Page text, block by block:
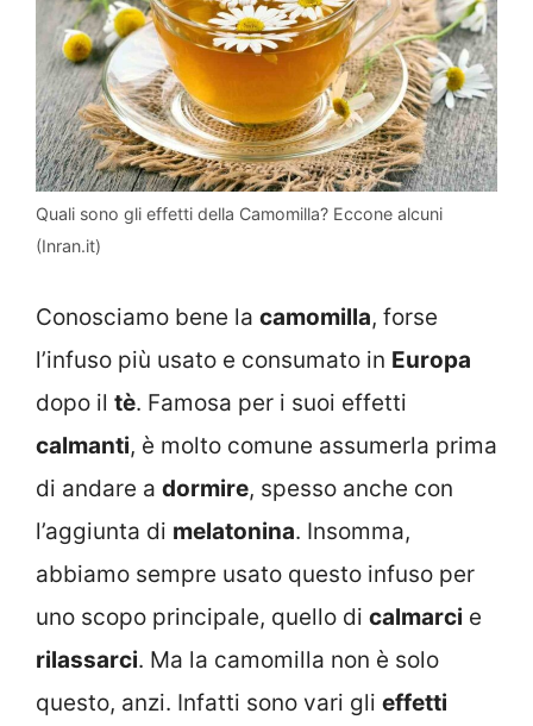
Quali sono gli effetti della Camomilla? Eccone alcuni
(Inran.it)
Conosciamo bene la camomilla, forse
l’infuso più usato e consumato in Europa
dopo il tè. Famosa per i suoi effetti
calmanti, è molto comune assumerla prima
di andare a dormire, spesso anche con
l’aggiunta di melatonina. Insomma,
abbiamo sempre usato questo infuso per
uno scopo principale, quello di calmarci e
rilassarci. Ma la camomilla non è solo
questo, anzi. Infatti sono vari gli effetti